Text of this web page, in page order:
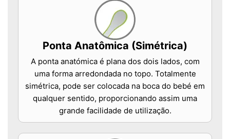
Ponta Anatômica (Simétrica)
A ponta anatómica é plana dos dois lados, com
uma forma arredondada no topo. Totalmente
simétrica, pode ser colocada na boca do bebé em
qualquer sentido, proporcionando assim uma
grande facilidade de utilização.